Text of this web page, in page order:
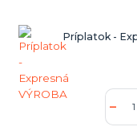
Príplatok -